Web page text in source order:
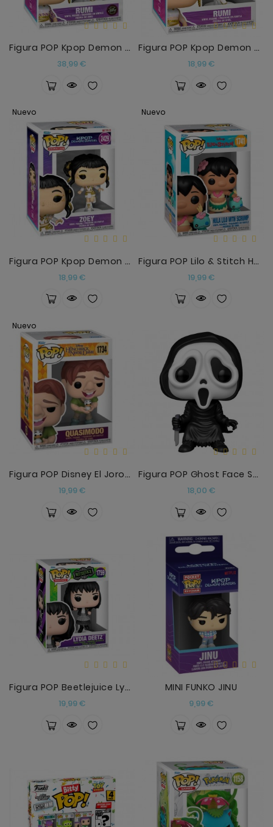
Figura POP Kpop Demon Hunters Rumi Chase
38,99 €
Figura POP Kpop Demon Hunters Rumi2
18,99 €Precio
Nuevo
Figura POP Kpop Demon Hunters Zoey
18,99 €Precio
Nuevo
Figura POP Lilo & Stitch Hula Lilo With Scrump
19,99 €Precio
Nuevo
Figura POP Disney El Jorobado De Notre Dame Quasim
19,99 €Precio
Figura POP Ghost Face SCREAM2
18,00 €Precio
Figura POP Beetlejuice Lydia Deetz
19,99 €Precio
MINI FUNKO JINU
9,99 €Precio